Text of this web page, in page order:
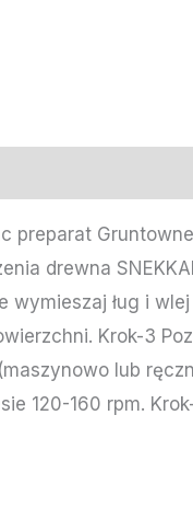
drewna
wymieszaj ług i
Krok-3
lub
120-160 rpm.